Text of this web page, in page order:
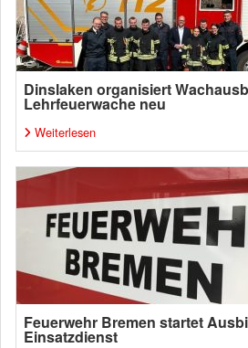
Dinslaken organisiert
Lehrfeuerwache neu
Weiterlesen
Feuerwehr Bremen startet
Einsatzdienst